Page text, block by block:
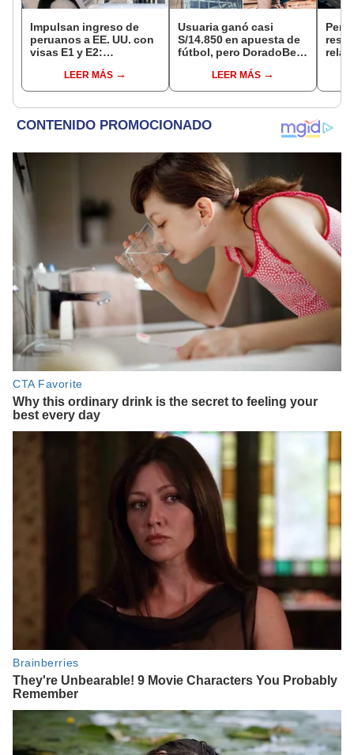
Impulsan ingreso de
peruanos a EE. UU. con
visas E1 y E2:
pymes serían los más
beneficiados
LEER MÁS
Usuaria ganó casi
S/14.850 en apuesta de
fútbol, pero DoradoBet
Indecopi multó a la
empresa con más de S/
LEER MÁS
Perú